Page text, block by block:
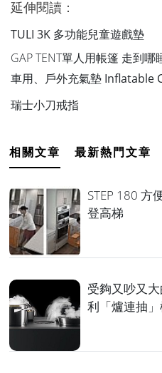
延伸閱讀：
TULI 3K 多功能兒童遊戲墊
GAP TENT單人用帳篷 走到哪
車用、戶外充氣墊 Inflatable
瑞士小刀戒指
相關文章 最新熱門文章
STEP 180 方
登高梯
受夠又吵又
利「爐連抽